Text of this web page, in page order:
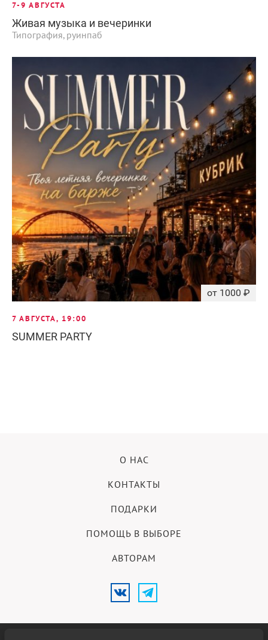
7-9 АВГУСТА
Живая музыка и вечеринки
Типография, руинпаб
от 1000 ₽
7 АВГУСТА, 19:00
SUMMER PARTY
О НАС
КОНТАКТЫ
ПОДАРКИ
ПОМОЩЬ В ВЫБОРЕ
АВТОРАМ